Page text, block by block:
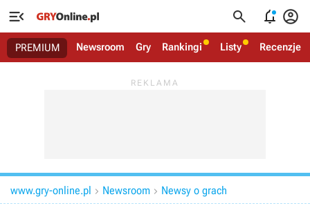
   
PREMIUM Newsroom Gry Rankingi Listy Recenzje
www.gry-online.pl  Newsroom  Newsy o grach